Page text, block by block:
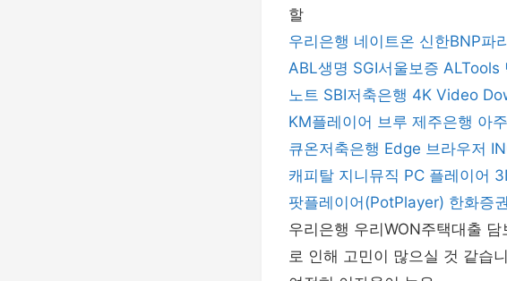
할
우리은행 네이트온 신한BNP파
ABL생명 SGI서울보증 ALTools
노트 SBI저축은행 4K Video
KM플레이어 브루 제주은행 아
큐온저축은행 Edge 브라우저
캐피탈 지니뮤직 PC 플레이어
팟플레이어(PotPlayer) 한화증권
우리은행 우리WON주택대출
로 인해 고민이 많으실 것 같습